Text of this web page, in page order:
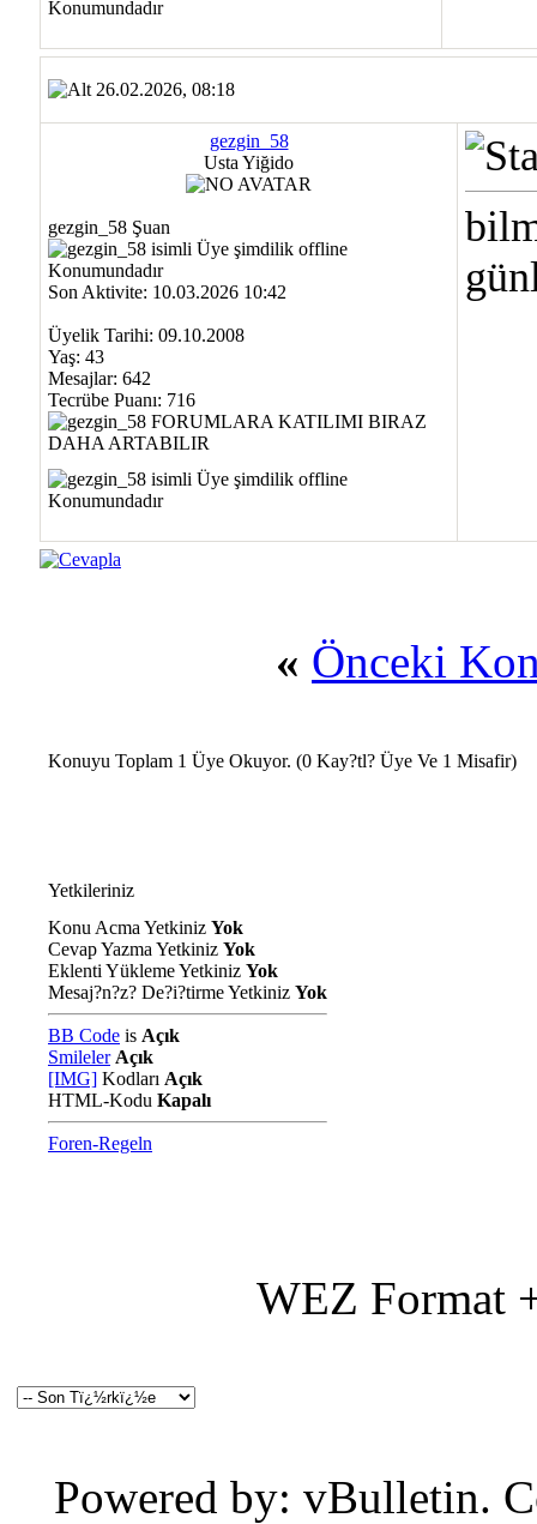
26.02.2026, 08:18
gezgin_58
Usta Yiğido
gezgin_58 Şuan
Son Aktivite: 10.03.2026 10:42
Üyelik Tarihi: 09.10.2008
Yaş: 43
Mesajlar: 642
Tecrübe Puanı: 716
« Önceki
Konuyu Toplam 1 Üye Okuyor. (0 Kay?tl? Üye Ve 1 Misafir)
Yetkileriniz
Konu Acma Yetkiniz Yok
Cevap Yazma Yetkiniz Yok
Eklenti Yükleme Yetkiniz Yok
Mesaj?n?z? De?i?tirme Yetkiniz Yok
BB Code is Açık
Smileler Açık
[IMG] Kodları Açık
HTML-Kodu Kapalı
Foren-Regeln
WEZ Format
Powered by: vBulletin.